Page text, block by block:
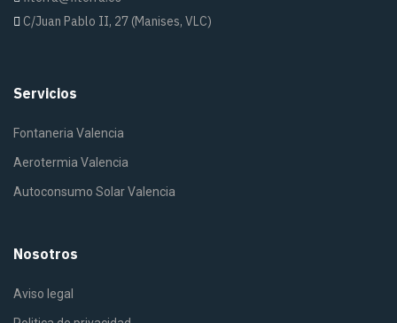
C/Juan Pablo II, 27 (Manises, VLC)
Servicios
Fontaneria Valencia
Aerotermia Valencia
Autoconsumo Solar Valencia
Nosotros
Aviso legal